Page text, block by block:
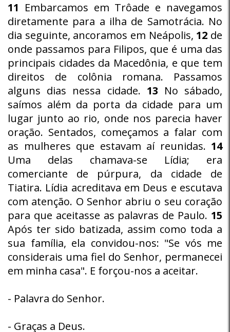
11 Embarcamos em Trôade e navegamos
diretamente para a ilha de Samotrácia. No
dia seguinte, ancoramos em Neápolis, 12 de
onde passamos para Filipos, que é uma das
principais cidades da Macedônia, e que tem
direitos de colônia romana. Passamos
alguns dias nessa cidade. 13 No sábado,
saímos além da porta da cidade para um
lugar junto ao rio, onde nos parecia haver
oração. Sentados, começamos a falar com
as mulheres que estavam aí reunidas. 14
Uma delas chamava-se Lídia; era
comerciante de púrpura, da cidade de
Tiatira. Lídia acreditava em Deus e escutava
com atenção. O Senhor abriu o seu coração
para que aceitasse as palavras de Paulo. 15
Após ter sido batizada, assim como toda a
sua família, ela convidou-nos: "Se vós me
considerais uma fiel do Senhor, permanecei
em minha casa". E forçou-nos a aceitar.
- Palavra do Senhor.
- Graças a Deus.